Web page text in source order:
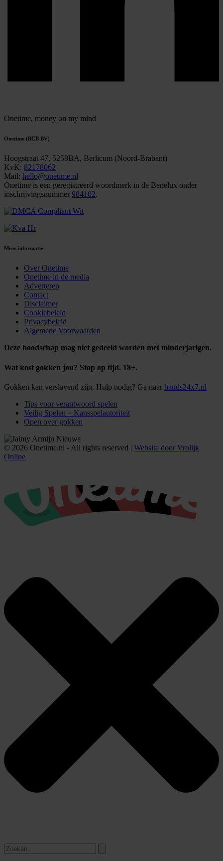
Onetime, money on my mind
Onetime (BCB BV)
Hoogstraat 47, 5258BA, Berlicum (Noord-Brabant)
KvK: 82178062
Mail: hello@onetime.nl
Onetime is een geregistreerd woordmerk in de Benelux onder
inschrijvingsnummer 984102.
Meer informatie
Over Onetime
Onetime in de media
Adverteren
Contact
Disclaimer
Cookiebeleid
Privacybeleid
Algemene Voorwaarden
Deze boodschap mag niet gedeeld worden met minderjarigen.
Wat kost gokken jou? Stop op tijd. 18+.
Gokken kan verslavend zijn. Hulp nodig? Ga naar hands24x7.nl
Tips voor verantwoord spelen
Veilig Spelen – Kansspelautoriteit
Open over gokken
© 2026 Onetime.nl - All rights reserved | Website door Vrolijk
Online